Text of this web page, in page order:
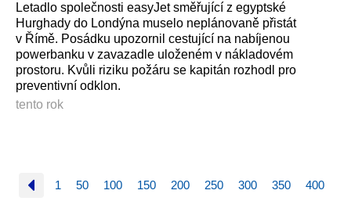
Letadlo společnosti easyJet směřující z egyptské
Hurghady do Londýna muselo neplánovaně přistát
v Římě. Posádku upozornil cestující na nabíjenou
powerbanku v zavazadle uloženém v nákladovém
prostoru. Kvůli riziku požáru se kapitán rozhodl pro
preventivní odklon.
tento rok
1 50 100 150 200 250 300 350 400